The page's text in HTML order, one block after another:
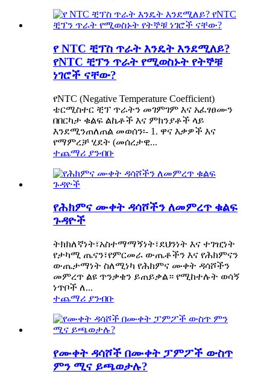
የ NTC ቺፕስ ጥራት እንዴት እንደሚለይ?
የNTC ቺፕን ጥራት የሚወስኑት የትኞቹ
ነገሮች ናቸው?
የNTC (Negative Temperature Coefficient)
ቴርሚስተር ቺፕ ጥራትን መገምገም እና አፈፃፀሙን
በበርካታ ቁልፍ ልኬቶች እና ምክንያቶች ላይ
እንደሚንጠለጠል መወሰን፡- 1. ዋና እቃዎች እና
የማምረቻ ሂደት (መሰረታዊ...
ተጨማሪ ያንብቡ
የሕክምና ሙቀት ዳሳሾችን ለመምረጥ ቁልፍ
ጉዳዮች
ትክክለኛነት፣አስተማማኝነት፣ደህንነት እና ተገዢነት
የታካሚ ጤናን፣የምርመራ ውጤቶችን እና የሕክምናን
ውጤታማነት ስለሚነካ የሕክምና ሙቀት ዳሳሾችን
መምረጥ ልዩ ጥንቃቄን ይጠይቃል። የሚከተሉት ወሳኝ
ነጥቦች ለ...
ተጨማሪ ያንብቡ
የሙቀት ዳሳሾች በሙቀት ፓምፖች ውስጥ
ምን ሚና ይጫወታሉ?